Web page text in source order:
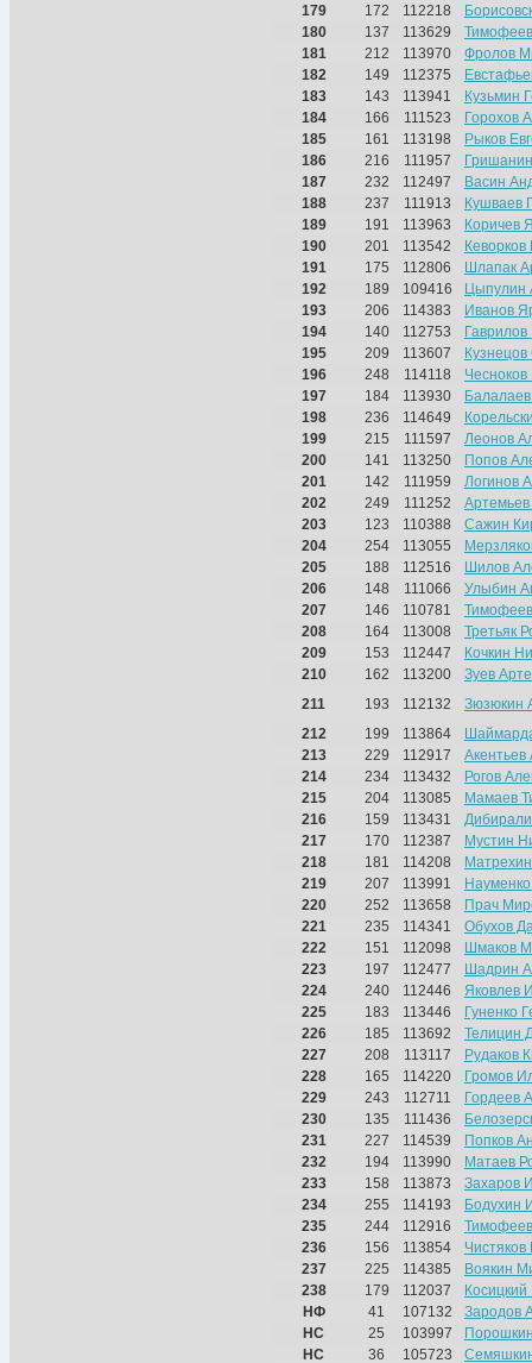
179 172 112218
180
137 113629
181
212 113970
Фролов
182
149 112375
183
143 113941
Кузьмин
184
166 111523
Горохов
185
161 113198
Рыков
186
216 111957
187
232 112497
Васин
188
237 111913
Кушваев
189
191 113963
Коричев
190
201 113542
Кеворков
191
175 112806
Шлапак
192
189 109416
Цыпулин
193
206 114383
Иванов
194
140 112753
195
209 113607
196
248 114118
Чесноков
197
184 113930
198
236 114649
199
215 111597
Леонов
200
141 113250
Попов
201
142 111959
Логинов
202
249 111252
203
123 110388
Сажин
204
254 113055
205
188 112516
Шилов
206
148 111066
Улыбин
207
146 110781
208
164 113008
Третьяк
209
153 112447
Кочкин
210
162 113200
Зуев
211
193 112132
Зюзюкин
212
199 113864
213
229 112917
Акентьев
214
234 113432
Рогов
215
204 113085
Мамаев
216
159 113431
217
170 112387
Мустин
218
181 114208
219
207 113991
220
252 113658
Прач
221
235 114341
Обухов
222
151 112098
Шмаков
223
197 112477
Шадрин
224
240 112446
Яковлев
225
183 113446
Гуненко
226
185 113692
Телицин
227
208 113117
Рудаков
228
165 114220
Громов
229
243 112711
Гордеев
230
135 111436
231
227 114539
Попков
232
194 113990
Матаев
233
158 113873
Захаров
234
255 114193
Бодухин
235
244 112916
236
156 113854
Чистяков
237
225 114385
Воякин
238
179 112037
НФ
41 107132
Зародов
НС
25 103997
НС
36 105723